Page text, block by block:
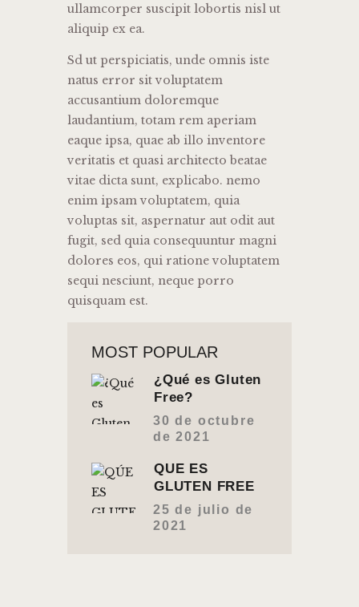
ullamcorper suscipit lobortis nisl ut
aliquip ex ea.
Sd ut perspiciatis, unde omnis iste
natus error sit voluptatem
accusantium doloremque
laudantium, totam rem aperiam
eaque ipsa, quae ab illo inventore
veritatis et quasi architecto beatae
vitae dicta sunt, explicabo. nemo
enim ipsam voluptatem, quia
voluptas sit, aspernatur aut odit aut
fugit, sed quia consequuntur magni
dolores eos, qui ratione voluptatem
sequi nesciunt, neque porro
quisquam est.
MOST POPULAR
¿Qué es Gluten
Free?
30 de octubre
de 2021
QÚE ES
GLUTEN FREE
25 de julio de
2021